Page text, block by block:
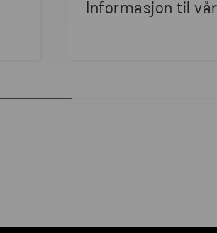
Informasjon til